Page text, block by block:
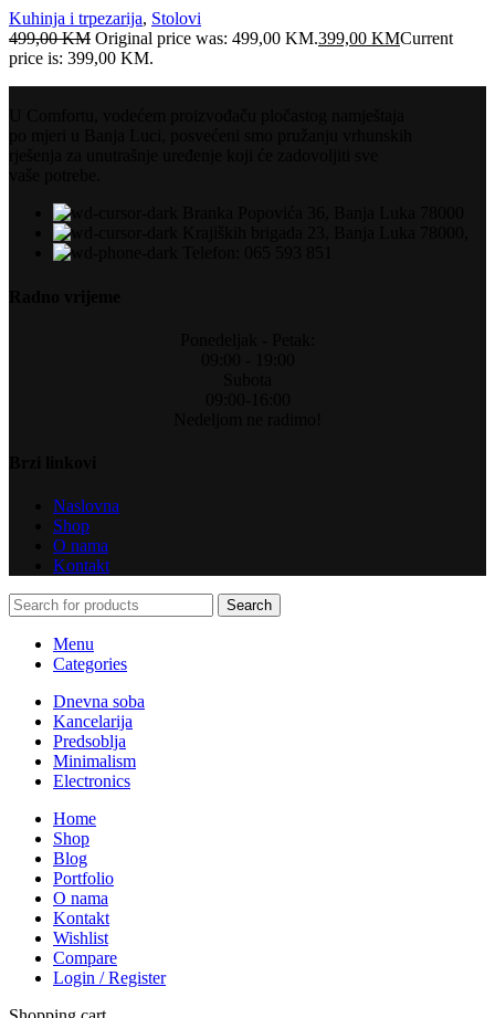
Kuhinja i trpezarija, Stolovi
499,00KM Original price was: 499,00 KM.399,00 KMCurrent
price is: 399,00 KM.
Naslovna
Shop
O nama
Kontakt
Search
Menu
Categories
Dnevna soba
Kancelarija
Predsoblja
Minimalism
Electronics
Home
Shop
Blog
Portfolio
O nama
Kontakt
Wishlist
Compare
Login / Register